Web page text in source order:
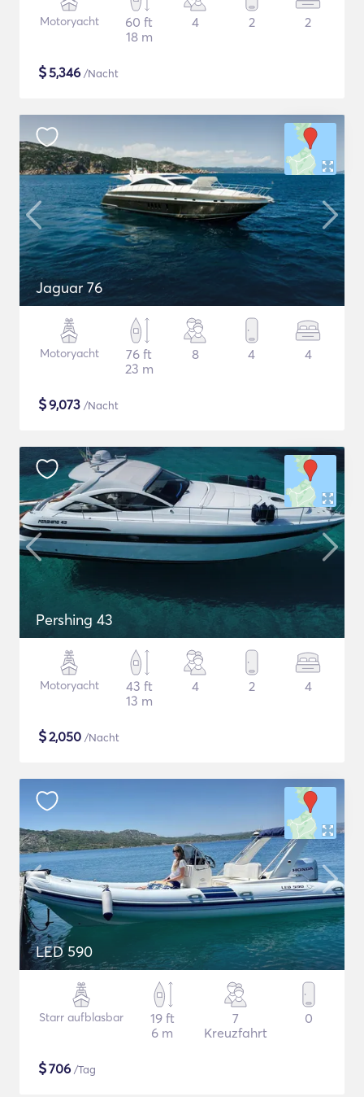
Motoryacht
60 ft
18 m
4 2 2
$5,346 /Nacht
Jaguar 76
Motoryacht
76 ft
23 m
8 4 4
$9,073 /Nacht
Pershing 43
Motoryacht
43 ft
13 m
4 2 4
$2,050 /Nacht
LED 590
Starr aufblasbar
19 ft
6 m
7
Kreuzfahrt
0
$706 /Tag